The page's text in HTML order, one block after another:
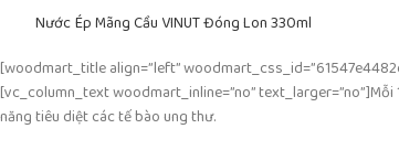
Nước Ép Mãng Cầu VINUT Đóng Lon 330ml
[woodmart_title align=”left”
[vc_column_text woodmart_inline=”no”
năng tiêu diệt các tế bào ung thư.